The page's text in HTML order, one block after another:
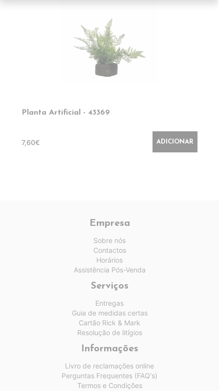
Planta Artificial - 43369
7,60€ ADICIONAR
Empresa
Sobre nós
Contactos
Horários
Assistência Pós-Venda
Serviços
Entregas
Guia de medidas certas
Cartão Rick & Mark
Resolução de litígios
Informações
Livro de reclamações online
Perguntas Frequentes (FAQ's)
Termos e Condições